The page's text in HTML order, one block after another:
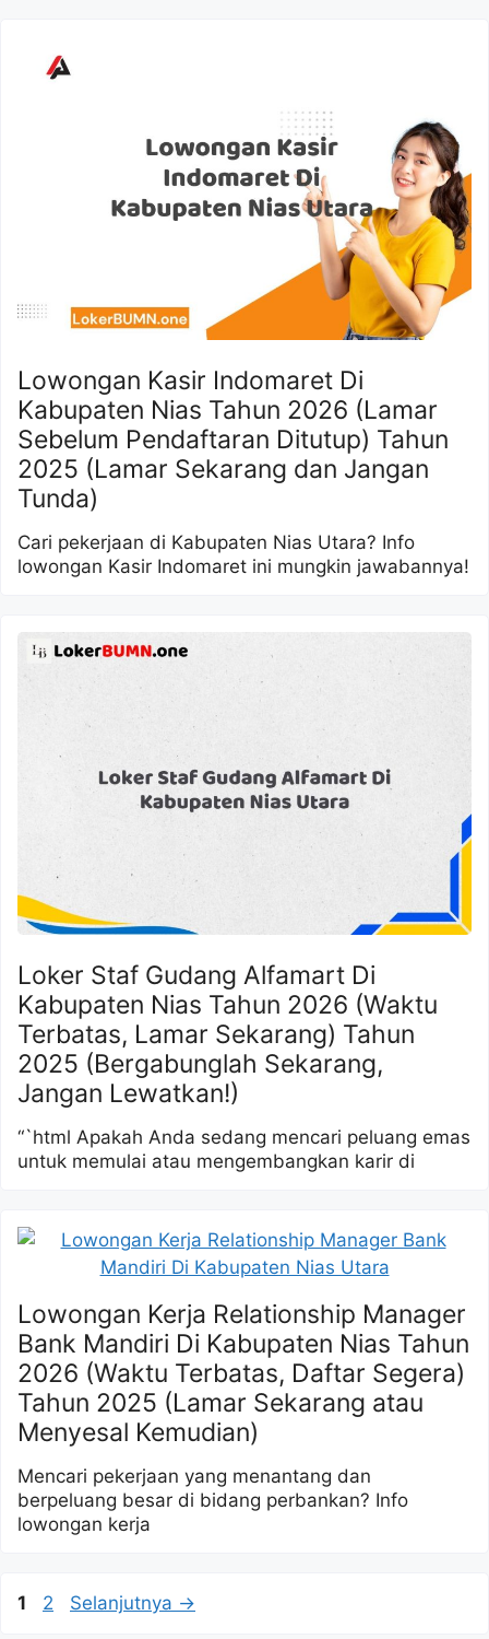
Lowongan Kasir Indomaret Di
Kabupaten Nias Tahun 2026 (Lamar
Sebelum Pendaftaran Ditutup) Tahun
2025 (Lamar Sekarang dan Jangan
Tunda)
Cari pekerjaan di Kabupaten Nias Utara? Info
lowongan Kasir Indomaret ini mungkin jawabannya!
Loker Staf Gudang Alfamart Di
Kabupaten Nias Tahun 2026 (Waktu
Terbatas, Lamar Sekarang) Tahun
2025 (Bergabunglah Sekarang,
Jangan Lewatkan!)
“`html Apakah Anda sedang mencari peluang emas
untuk memulai atau mengembangkan karir di
Lowongan Kerja Relationship Manager
Bank Mandiri Di Kabupaten Nias Tahun
2026 (Waktu Terbatas, Daftar Segera)
Tahun 2025 (Lamar Sekarang atau
Menyesal Kemudian)
Mencari pekerjaan yang menantang dan
berpeluang besar di bidang perbankan? Info
lowongan kerja
Halaman
1 Halaman
2 Selanjutnya →